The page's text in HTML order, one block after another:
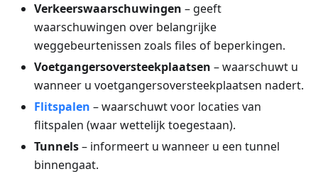
Verkeerswaarschuwingen – geeft
waarschuwingen over belangrijke
weggebeurtenissen zoals files of beperkingen.
Voetgangersoversteekplaatsen – waarschuwt u
wanneer u voetgangersoversteekplaatsen nadert.
Flitspalen – waarschuwt voor locaties van
flitspalen (waar wettelijk toegestaan).
Tunnels– informeert u wanneer u een tunnel
binnengaat.